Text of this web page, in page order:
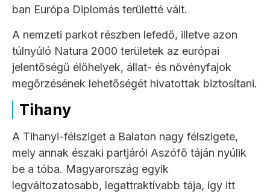
ban Európa Diplomás területté vált.
A nemzeti parkot részben lefedő, illetve azon
túlnyúló Natura 2000 területek az európai
jelentőségű élőhelyek, állat- és növényfajok
megőrzésének lehetőségét hivatottak biztosítani.
Tihany
A Tihanyi-félsziget a Balaton nagy félszigete,
mely annak északi partjáról Aszófő táján nyúlik
be a tóba. Magyarország egyik
legváltozatosabb, legattraktívabb tája, így itt